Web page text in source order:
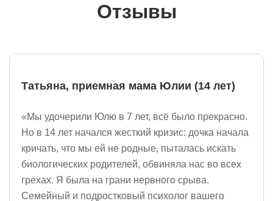
Отзывы
Татьяна, приемная мама Юлии (14 лет)
«Мы удочерили Юлю в 7 лет, всё было прекрасно.
Но в 14 лет начался жесткий кризис: дочка начала
кричать, что мы ей не родные, пыталась искать
биологических родителей, обвиняла нас во всех
грехах. Я была на грани нервного срыва.
Семейный и подростковый психолог вашего